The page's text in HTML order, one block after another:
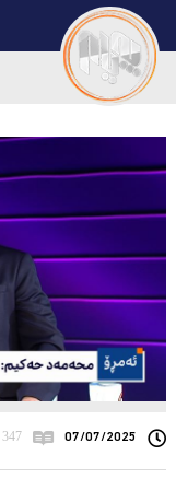
07/07/2025 347 جار خوێنراوەتەوە